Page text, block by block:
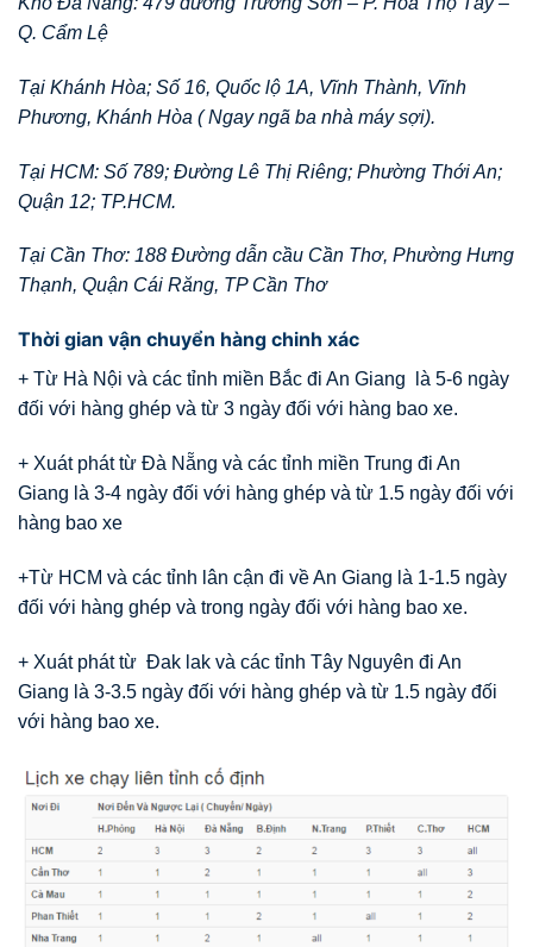
Q. Cẩm Lệ
Tại Khánh Hòa; Số 16, Quốc lộ 1A, Vĩnh Thành, Vĩnh
Phương, Khánh Hòa ( Ngay ngã ba nhà máy sợi).
Tại HCM: Số 789; Đường Lê Thị Riêng; Phường Thới An;
Quận 12; TP.HCM.
Tại Cần Thơ: 188 Đường dẫn cầu Cần Thơ, Phường Hưng
Thạnh, Quận Cái Răng, TP Cần Thơ
Thời gian vận chuyển hàng chinh xác
+ Từ Hà Nội và các tỉnh miền Bắc đi An Giang là 5-6 ngày
đối với hàng ghép và từ 3 ngày đối với hàng bao xe.
+ Xuát phát từ Đà Nẵng và các tỉnh miền Trung đi An
Giang là 3-4 ngày đối với hàng ghép và từ 1.5 ngày đối với
hàng bao xe
+Từ HCM và các tỉnh lân cận đi về An Giang là 1-1.5 ngày
đối với hàng ghép và trong ngày đối với hàng bao xe.
+ Xuát phát từ Đak lak và các tỉnh Tây Nguyên đi An
Giang là 3-3.5 ngày đối với hàng ghép và từ 1.5 ngày đối
với hàng bao xe.